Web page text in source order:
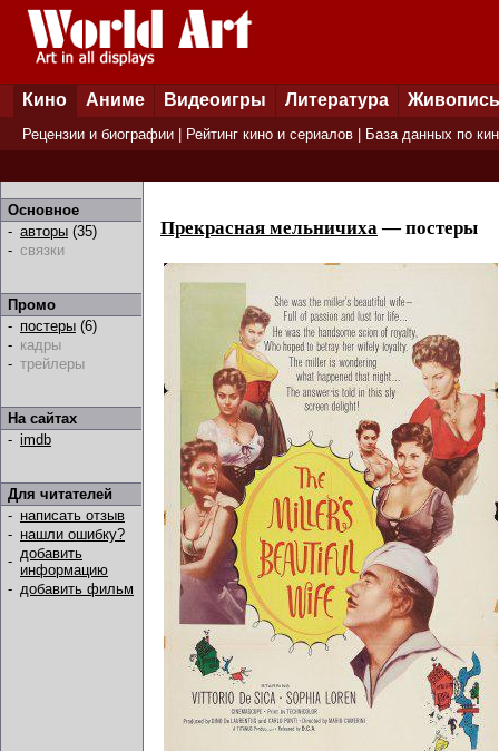
Кино Аниме Видеоигры Литература Живопись
Рецензии и биографии Рейтинг кино и сериалов База данных по
Основное
- авторы (35)
- связки
Промо
- постеры (6)
- кадры
- трейлеры
На сайтах
- imdb
Для читателей
- написать отзыв
- нашли ошибку?
- добавить
информацию
- добавить фильм
Прекрасная мельничиха— постеры